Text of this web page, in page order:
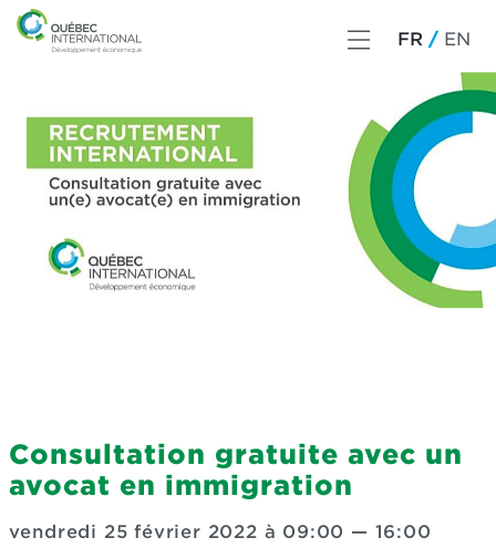
FR EN
Consultation gratuite avec un
avocat en immigration
vendredi 25 février 2022 à 09:00 — 16:00